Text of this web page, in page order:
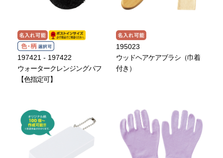
197421 - 197422
ウォータークレンジングパフ
【色指定可】
195023
ウッドヘアケアブラシ（巾着
付き）